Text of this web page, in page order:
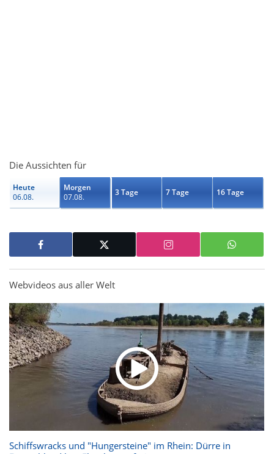
Die Aussichten für
Heute
06.08.
Morgen
07.08.
3 Tage 7 Tage 16 Tage
Webvideos aus aller Welt
Schiffswracks und "Hungersteine" im Rhein: Dürre in